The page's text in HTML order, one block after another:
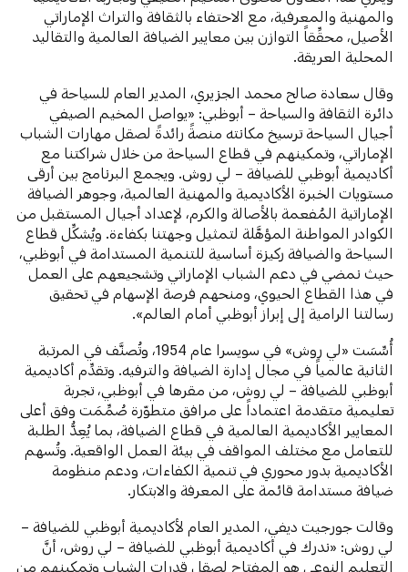
والمهنية والمعرفية، مع الاحتفاء بالثقافة والتراث الإماراتي
الأصيل، محقِّقاً التوازن بين معايير الضيافة العالمية والتقاليد
المحلية العريقة.
وقال سعادة صالح محمد الجزيري، المدير العام للسياحة في
دائرة الثقافة والسياحة – أبوظبي: «يواصل المخيم الصيفي
أجيال السياحة ترسيخ مكانته منصةً رائدةً لصقل مهارات الشباب
الإماراتي، وتمكينهم في قطاع السياحة من خلال شراكتنا مع
أكاديمية أبوظبي للضيافة – لي روش. ويجمع البرنامج بين أرقى
مستويات الخبرة الأكاديمية والمهنية العالمية، وجوهر الضيافة
الإماراتية المُفعمة بالأصالة والكرم، لإعداد أجيال المستقبل من
الكوادر المواطنة المؤهَّلة لتمثيل وجهتنا بكفاءة. ويُشكِّل قطاع
السياحة والضيافة ركيزة أساسية للتنمية المستدامة في أبوظبي،
حيث نمضي في دعم الشباب الإماراتي وتشجيعهم على العمل
في هذا القطاع الحيوي، ومنحهم فرصة الإسهام في تحقيق
رسالتنا الرامية إلى إبراز أبوظبي أمام العالم».
أُسِّسَت «لي روش» في سويسرا عام 1954، وتُصنَّف في المرتبة
الثانية عالمياً في مجال إدارة الضيافة والترفيه. وتقدِّم أكاديمية
أبوظبي للضيافة – لي روش، من مقرها في أبوظبي، تجربة
تعليمية متقدمة اعتماداً على مرافق متطوّرة صُمِّمَت وفق أعلى
المعايير الأكاديمية العالمية في قطاع الضيافة، بما يُعِدُّ الطلبة
للتعامل مع مختلف المواقف في بيئة العمل الواقعية. وتُسهم
الأكاديمية بدور محوري في تنمية الكفاءات، ودعم منظومة
ضيافة مستدامة قائمة على المعرفة والابتكار.
وقالت جورجيت ديفي، المدير العام لأكاديمية أبوظبي للضيافة –
لي روش: «ندرك في أكاديمية أبوظبي للضيافة – لي روش، أنَّ
التعليم النوعي هو المفتاح لصقل قدرات الشباب وتمكينهم من